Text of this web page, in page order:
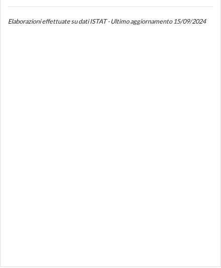
Elaborazioni effettuate su dati ISTAT - Ultimo aggiornamento 15/09/2024